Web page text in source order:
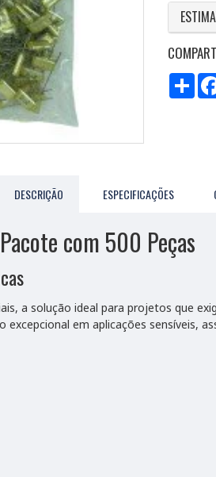
DESCRIÇÃO ESPECIFICAÇÕES
com 500 Peças
a solução ideal para projetos que
em aplicações sensíveis,